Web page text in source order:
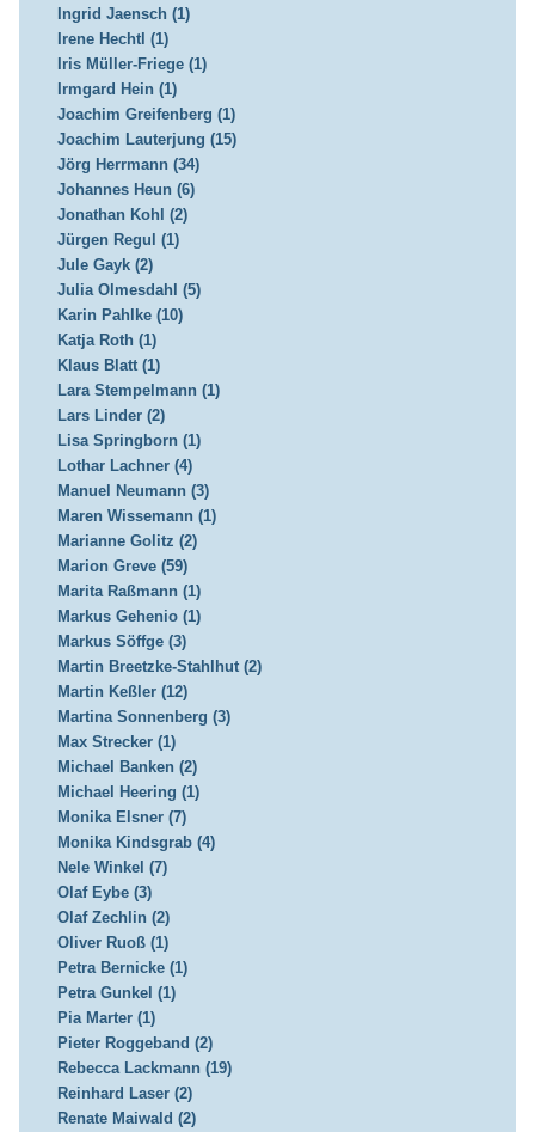
Ingrid Jaensch (1)
Irene Hechtl (1)
Iris Müller-Friege (1)
Irmgard Hein (1)
Joachim Greifenberg (1)
Joachim Lauterjung (15)
Jörg Herrmann (34)
Johannes Heun (6)
Jonathan Kohl (2)
Jürgen Regul (1)
Jule Gayk (2)
Julia Olmesdahl (5)
Karin Pahlke (10)
Katja Roth (1)
Klaus Blatt (1)
Lara Stempelmann (1)
Lars Linder (2)
Lisa Springborn (1)
Lothar Lachner (4)
Manuel Neumann (3)
Maren Wissemann (1)
Marianne Golitz (2)
Marion Greve (59)
Marita Raßmann (1)
Markus Gehenio (1)
Markus Söffge (3)
Martin Breetzke-Stahlhut (2)
Martin Keßler (12)
Martina Sonnenberg (3)
Max Strecker (1)
Michael Banken (2)
Michael Heering (1)
Monika Elsner (7)
Monika Kindsgrab (4)
Nele Winkel (7)
Olaf Eybe (3)
Olaf Zechlin (2)
Oliver Ruoß (1)
Petra Bernicke (1)
Petra Gunkel (1)
Pia Marter (1)
Pieter Roggeband (2)
Rebecca Lackmann (19)
Reinhard Laser (2)
Renate Maiwald (2)